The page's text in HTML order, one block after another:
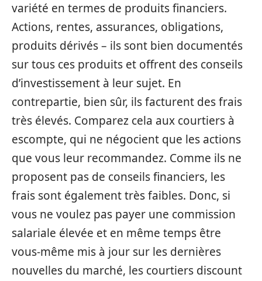
variété en termes de produits financiers.
Actions, rentes, assurances, obligations,
produits dérivés – ils sont bien documentés
sur tous ces produits et offrent des conseils
d’investissement à leur sujet. En
contrepartie, bien sûr, ils facturent des frais
très élevés. Comparez cela aux courtiers à
escompte, qui ne négocient que les actions
que vous leur recommandez. Comme ils ne
proposent pas de conseils financiers, les
frais sont également très faibles. Donc, si
vous ne voulez pas payer une commission
salariale élevée et en même temps être
vous-même mis à jour sur les dernières
nouvelles du marché, les courtiers discount